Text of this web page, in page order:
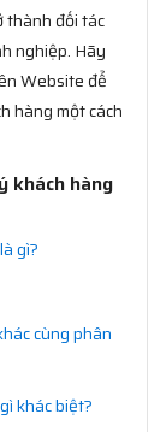
thành đối tác
nghiệp. Hãy
Website để
hàng một cách
khách hàng
gì?
cùng phân
khác biệt?